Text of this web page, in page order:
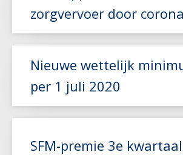
Lees meer
zorgvervoer door corona
Lees meer
Nieuwe wettelijk
per 1 juli 2020
SFM-premie 3e